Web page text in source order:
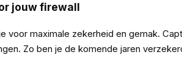
jouw firewall
voor maximale zekerheid en gemak.
Zo ben je de komende jaren